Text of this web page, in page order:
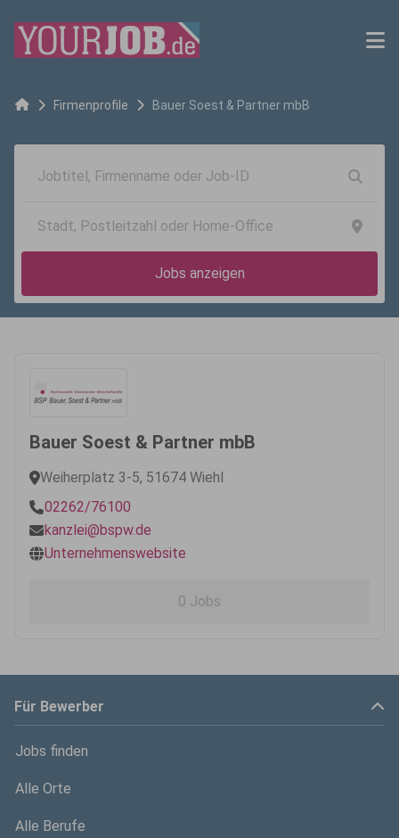
Firmenprofile Bauer Soest & Partner mbB
Jobs anzeigen
Bauer Soest & Partner mbB
Weiherplatz 3-5, 51674 Wiehl
02262/76100
kanzlei@bspw.de
Unternehmenswebsite
0 Jobs
Für Bewerber
Jobs finden
Alle Orte
Alle Berufe